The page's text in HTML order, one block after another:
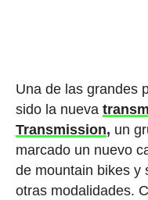
Una de las grandes
sido la nueva
Transmission, un
marcado un nuevo
de mountain bikes y
otras modalidades.